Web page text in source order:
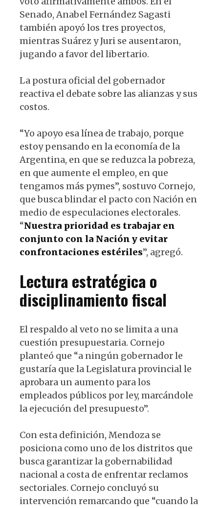
Senado, Anabel Fernández Sagasti
también apoyó los tres proyectos,
mientras Suárez y Juri se ausentaron,
jugando a favor del libertario.
La postura oficial del gobernador
reactiva el debate sobre las alianzas y sus
costos.
“Yo apoyo esa línea de trabajo, porque
estoy pensando en la economía de la
Argentina, en que se reduzca la pobreza,
en que aumente el empleo, en que
tengamos más pymes”, sostuvo Cornejo,
que busca blindar el pacto con Nación en
medio de especulaciones electorales.
“Nuestra prioridad es trabajar en
conjunto con la Nación y evitar
confrontaciones estériles”, agregó.
Lectura estratégica o
disciplinamiento fiscal
El respaldo al veto no se limita a una
cuestión presupuestaria. Cornejo
planteó que “a ningún gobernador le
gustaría que la Legislatura provincial le
aprobara un aumento para los
empleados públicos por ley, marcándole
la ejecución del presupuesto”.
Con esta definición, Mendoza se
posiciona como uno de los distritos que
busca garantizar la gobernabilidad
nacional a costa de enfrentar reclamos
sectoriales. Cornejo concluyó su
intervención remarcando que “cuando la